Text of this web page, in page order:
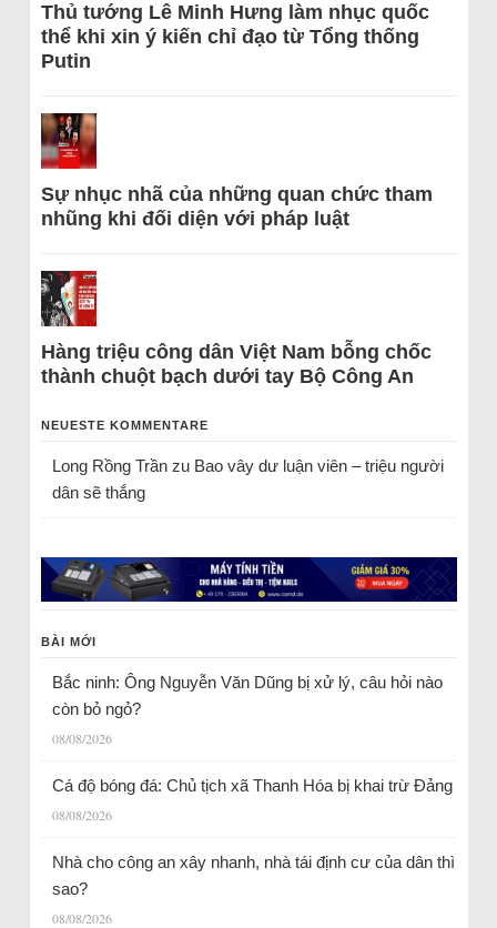
Thủ tướng Lê Minh Hưng làm nhục quốc
thể khi xin ý kiến chỉ đạo từ Tổng thống
Putin
Sự nhục nhã của những quan chức tham
nhũng khi đối diện với pháp luật
Hàng triệu công dân Việt Nam bỗng chốc
thành chuột bạch dưới tay Bộ Công An
NEUESTE KOMMENTARE
Long Rồng Trầnzu Bao vây dư luận viên – triệu người
dân sẽ thắng
BÀI MỚI
Bắc ninh: Ông Nguyễn Văn Dũng bị xử lý, câu hỏi nào
còn bỏ ngỏ?
08/08/2026
Cá độ bóng đá: Chủ tịch xã Thanh Hóa bị khai trừ Đảng
08/08/2026
Nhà cho công an xây nhanh, nhà tái định cư của dân thì
sao?
08/08/2026